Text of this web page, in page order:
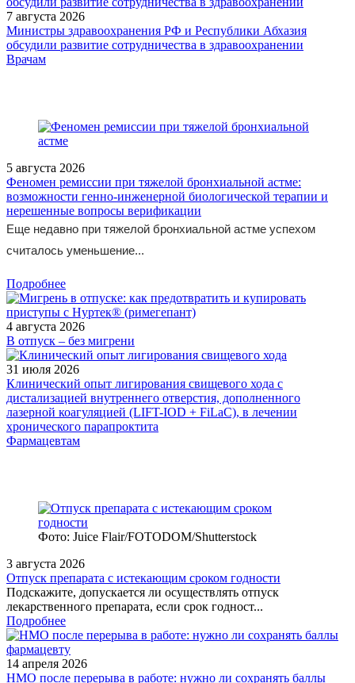
7 августа 2026
Министры здравоохранения РФ и Республики Абхазия
обсудили развитие сотрудничества в здравоохранении
/doctor/gastroenterology/farmakoterapiya-zabolevaniy-verkhnikh-
Врачам
5 августа 2026
Феномен ремиссии при тяжелой бронхиальной астме:
возможности генно-инженерной биологической терапии и
нерешенные вопросы верификации
Еще недавно при тяжелой бронхиальной астме успехом
считалось уменьшение...
Подробнее
4 августа 2026
В отпуск – без мигрени
31 июля 2026
Клинический опыт лигирования свищевого хода с
дистализацией внутреннего отверстия, дополненного
лазерной коагуляцией (LIFT-IOD + FiLaC), в лечении
хронического парапроктита
Фармацевтам
Фото: Juice Flair/FOTODOM/Shutterstoсk
3 августа 2026
Отпуск препарата с истекающим сроком годности
Подскажите, допускается ли осуществлять отпуск
лекарственного препарата, если срок годност...
Подробнее
14 апреля 2026
НМО после перерыва в работе: нужно ли сохранять баллы